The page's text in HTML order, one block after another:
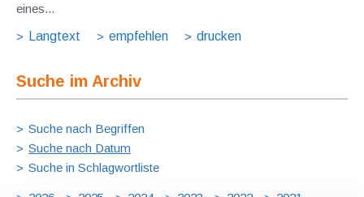
eines...
Langtext
empfehlen drucken
Suche im Archiv
Suche nach Begriffen
Suche nach Datum
Suche in Schlagwortliste